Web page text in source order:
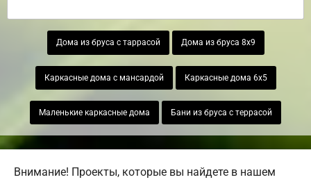
Дома из бруса с таррасой Дома из бруса 8х9
Каркасные дома с мансардой Каркасные дома 6х5
Маленькие каркасные дома Бани из бруса с террасой
Внимание! Проекты, которые вы найдете в нашем